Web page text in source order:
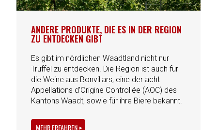
ANDERE PRODUKTE, DIE ES IN DER REGION
ZU ENTDECKEN GIBT
Es gibt im nördlichen Waadtland nicht nur
Trüffel zu entdecken. Die Region ist auch für
die Weine aus Bonvillars, eine der acht
Appellations d’Origine Controllée (AOC) des
Kantons Waadt, sowie für ihre Biere bekannt.
MEHR ERFAHREN